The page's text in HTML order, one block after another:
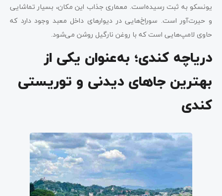
یونسکو به ثبت رسیده‌است. معماری جذاب این مکان، بسیار تماشایی
و حیرت‌آور است. سوراخ‌هایی در دیوارهای داخل معبد وجود دارد که
حاوی لامپ‌هایی است که با روغن نارگیل روشن می‌شود.
دریاچه کندی؛ به‌عنوان یکی از
بهترین جاهای دیدنی و توریستی
کندی